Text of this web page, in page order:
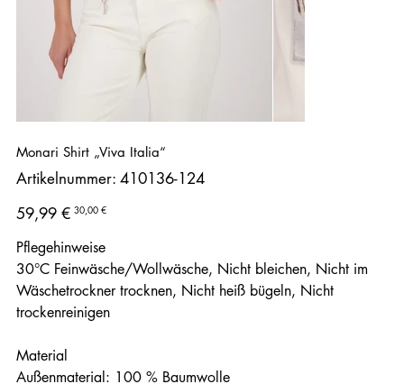
Monari Shirt „Viva Italia“
Artikelnummer:
Artikelnummer:
410136-
410136-124
Ursprünglicher
Preis
59,99 € Angebotspreis
30,00 €
Pflegehinweise
30°C Feinwäsche/Wollwäsche, Nicht bleichen, Nicht im
Wäschetrockner trocknen, Nicht heiß bügeln, Nicht
trockenreinigen
Material
Außenmaterial: 100 % Baumwolle